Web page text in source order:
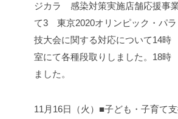
ジカラ 感染対策実施店舗応援事
て3 東京2020オリンピック・パラ
技大会に関する対応について14時
室にて各種段取りしました。 18時
ました。
11月16日（火）■子ども・子育て